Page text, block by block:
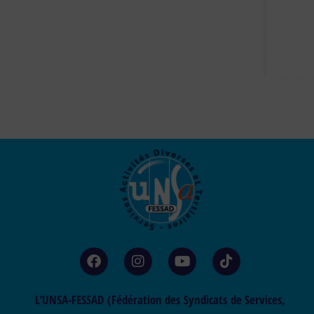
L’UNSA-FESSAD (Fédération des Syndicats de Services,